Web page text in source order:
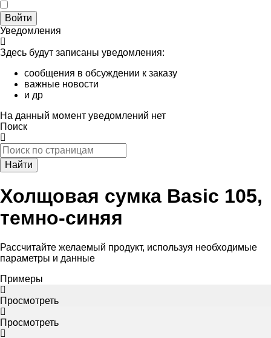
Войти
Уведомления
Здесь будут записаны уведомления:
сообщения в обсуждении к заказу
важные новости
и др
На данный момент уведомлений нет
Поиск
Найти
Холщовая сумка Basic 105,
темно-синяя
Рассчитайте желаемый продукт, используя необходимые
параметры и данные
Примеры
Просмотреть
Просмотреть